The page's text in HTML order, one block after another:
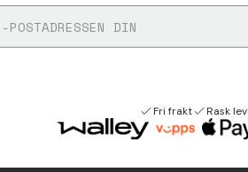
Fri frakt Rask